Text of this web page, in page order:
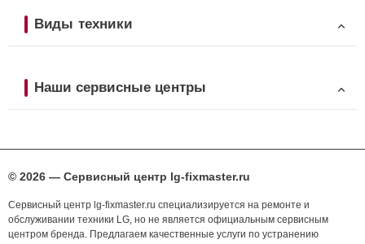
Виды техники
Наши сервисные центры
© 2026 — Сервисный центр lg-fixmaster.ru
Сервисный центр lg-fixmaster.ru специализируется на ремонте и
обслуживании техники LG, но не является официальным сервисным
центром бренда. Предлагаем качественные услуги по устранению